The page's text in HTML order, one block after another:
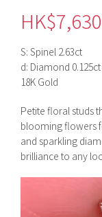
HK$7,630
S: Spinel 2.63ct
d: Diamond 0.125ct
18K Gold
Petite floral studs
blooming flowers
and sparkling
brilliance to any